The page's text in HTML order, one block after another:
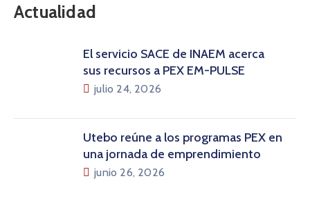
Actualidad
El servicio SACE de INAEM acerca
sus recursos a PEX EM-PULSE
julio 24, 2026
Utebo reúne a los programas PEX en
una jornada de emprendimiento
junio 26, 2026